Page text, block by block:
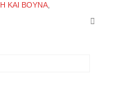
ΚΑΙ ΒΟΥΝΆ